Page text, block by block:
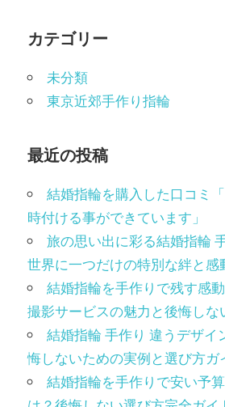
ゲ
シ
ン
カテゴリー
未分類
東京近郊手作り指輪
最近の投稿
結婚指輪を購入した口コミ
時付ける事ができています」
旅の思い出に彩る結婚指輪
世界に一つだけの特別な絆と感
結婚指輪を手作りで残す感
撮影サービスの魅力と後悔しな
結婚指輪 手作り 違うデザイ
悔しないための実例と選び方ガ
結婚指輪を手作りで安い予